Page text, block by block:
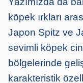
köpek ırkları
Japon Spitz ve
sevimli köpek
bölgelerinde
karakteristik